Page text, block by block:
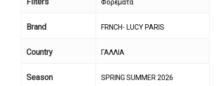
Filters Φορέματα
Brand FRNCH- LUCY PARIS
Country ΓΑΛΛΙΑ
Season SPRING SUMMER 2026